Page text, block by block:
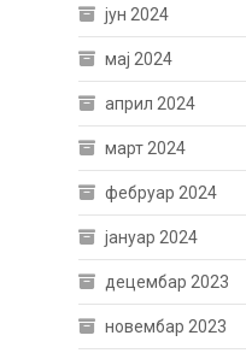
јун 2024
мај 2024
април 2024
март 2024
фебруар 2024
јануар 2024
децембар 2023
новембар 2023